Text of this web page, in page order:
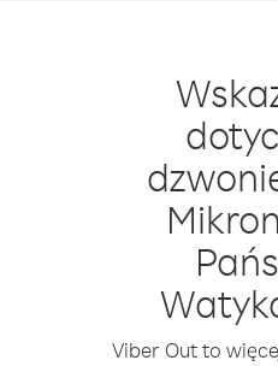
Viber Out to